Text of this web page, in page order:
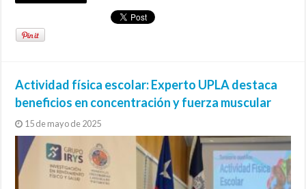
Actividad física escolar: Experto UPLA destaca
beneficios en concentración y fuerza muscular
15 de mayo de 2025